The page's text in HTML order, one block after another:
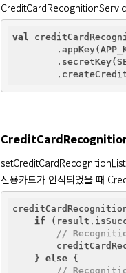
val
신용카드가 인식되었을 때
if
//
    }
else {
//